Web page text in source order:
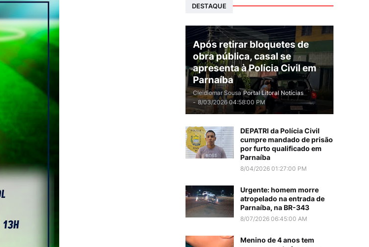
DESTAQUE
Após retirar bloquetes de
obra pública, casal se
apresenta à Polícia Civil em
Parnaíba
Cleidiomar Sousa Portal Litoral Notícias
- 8/03/2026 04:58:00 PM
DEPATRI da Polícia Civil
cumpre mandado de prisão
por furto qualificado em
Parnaíba
8/04/2026 01:27:00 PM
Urgente: homem morre
atropelado na entrada de
Parnaíba, na BR-343
8/07/2026 06:45:00 AM
Menino de 4 anos tem